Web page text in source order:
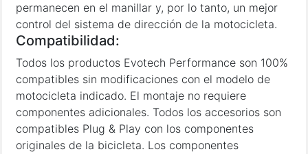
permanecen en el manillar y, por lo tanto, un mejor
control del sistema de dirección de la motocicleta.
Compatibilidad:
Todos los productos Evotech Performance son 100%
compatibles sin modificaciones con el modelo de
motocicleta indicado. El montaje no requiere
componentes adicionales. Todos los accesorios son
compatibles Plug & Play con los componentes
originales de la bicicleta. Los componentes